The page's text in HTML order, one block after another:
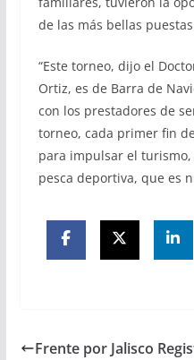
de las más bellas
“Este torneo, dijo el
Ortiz, es de Barra de
con los prestadores de
torneo, cada primer fin
para impulsar el
pesca deportiva, que es
Frente por Jalisco